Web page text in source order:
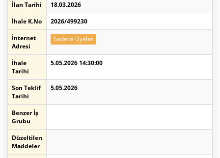
İlan Tarihi
18.03.2026
İhale K.No
2026/499230
İnternet
Adresi
Sadece Üyeler
İhale
Tarihi
5.05.2026 14:30:00
Son Teklif
Tarihi
5.05.2026
Benzer İş
Grubu
Düzeltilen
Maddeler